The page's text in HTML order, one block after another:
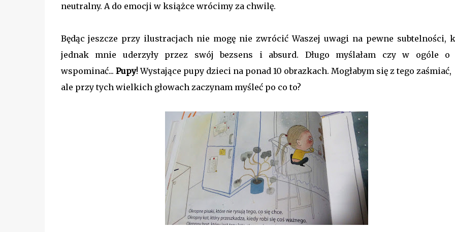
neutralny. A do emocji w książce wrócimy za chwilę.
Będąc jeszcze przy ilustracjach nie mogę nie zwrócić Waszej uwagi na pewne subtelności,
jednak mnie uderzyły przez swój bezsens i absurd. Długo myślałam czy w ogóle o
wspominać... Pupy! Wystające pupy dzieci na ponad 10 obrazkach. Mogłabym się z tego zaśmiać,
ale przy tych wielkich głowach zaczynam myśleć po co to?